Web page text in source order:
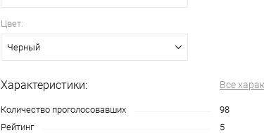
Цвет:
Черный
Характеристики: Все
Количество проголосовавших
98
Рейтинг
5